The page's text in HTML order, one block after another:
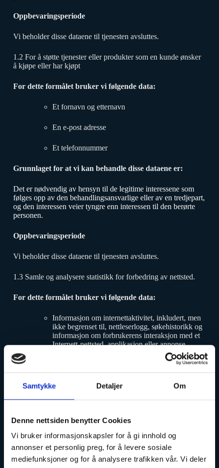
Samtykke Detaljer Om
Denne nettsiden benytter Cookies
Vi bruker informasjonskapsler for å gi innhold og
annonser et personlig preg, for å levere sosiale
mediefunksjoner og for å analysere trafikken vår. Vi deler
Oppbevaringsperiode
Vi beholder disse dataene til tjenesten avsluttes.
1.2 For å støtte tjenester eller produkter som en kunde ønsker
å kjøpe eller har kjøpt
For dette formålet bruker vi følgende data:
Et fornavn og etternavn
En e-post adresse
Et telefonnummer
Grunnlaget for at vi kan behandle disse dataene er:
Det er nødvendig av hensyn til de legitime interessene som
følges opp av den behandlingsansvarlige eller av en tredjepart,
og den interessen veier tyngre enn interessen til den berørte
personen.
Oppbevaringsperiode
Vi beholder disse dataene til tjenesten avsluttes.
1.3 Samle og analysere statistikk for forbedring av nettsted.
For dette formålet bruker vi følgende data:
Informasjon om internettaktivitet, inkludert, men
ikke begrenset til, nettleserlogg, søkehistorikk og
informasjon om forbrukerens interaksjon med et
Internett-nettsted, applikasjon eller annonse
Grunnlaget for at vi kan behandle disse dataene er:
Det er nødvendig av hensyn til de legitime interessene som
og den interessen veier tyngre enn interessen til den berørte
Oppbevaringsperiode
Vi beholder disse dataene til tjenesten avsluttes.